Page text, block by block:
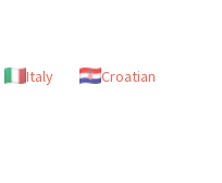
Italy
Croatian